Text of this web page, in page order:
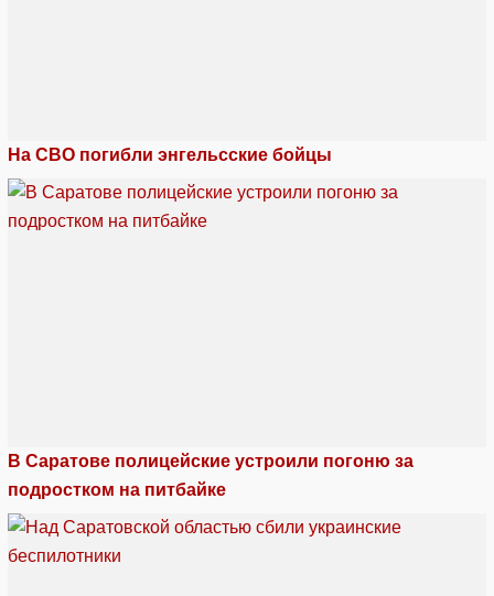
На СВО погибли энгельсские бойцы
В Саратове полицейские устроили погоню за
подростком на питбайке